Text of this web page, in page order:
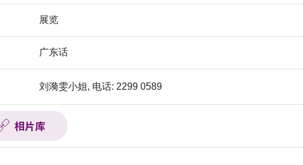
展览
广东话
刘漪雯小姐, 电话: 2299 0589
相片库